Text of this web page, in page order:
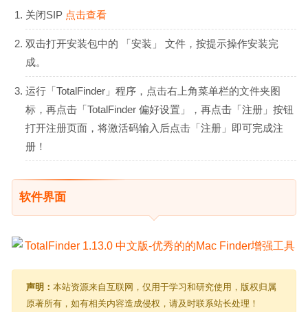
关闭SIP 点击查看
双击打开安装包中的 「安装」 文件，按提示操作安装完
成。
运行「TotalFinder」程序，点击右上角菜单栏的文件夹图
标，再点击「TotalFinder 偏好设置」，再点击「注册」按钮
打开注册页面，将激活码输入后点击「注册」即可完成注
册！
软件界面
声明： 本站资源来自互联网，仅用于学习和研究使用，版权归属
原著所有，如有相关内容造成侵权，请及时联系站长处理！